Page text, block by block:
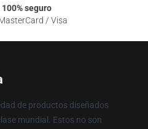
100% seguro
/ Visa
de productos diseñados
mundial. Estos no son